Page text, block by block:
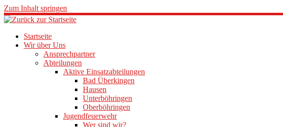
Zum Inhalt springen
Startseite
Wir über Uns
Ansprechpartner
Abteilungen
Aktive Einsatzabteilungen
Bad Überkingen
Hausen
Unterböhringen
Oberböhringen
Jugendfeuerwehr
Wer sind wir?